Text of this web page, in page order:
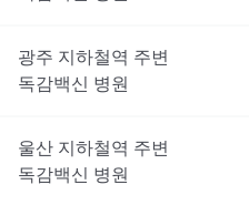
광주 지하철역 주변
독감백신
병원
울산 지하철역 주변
독감백신
병원